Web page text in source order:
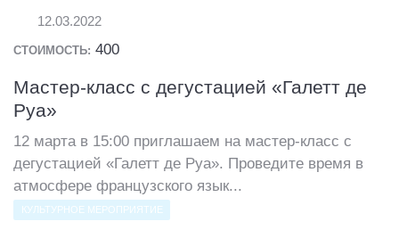
12.03.2022
СТОИМОСТЬ: 400
Мастер-класс с дегустацией «Галетт де
Руа»
12 марта в 15:00 приглашаем на мастер-класс с
дегустацией «Галетт де Руа». Проведите время в
атмосфере французского язык...
КУЛЬТУРНОЕ МЕРОПРИЯТИЕ